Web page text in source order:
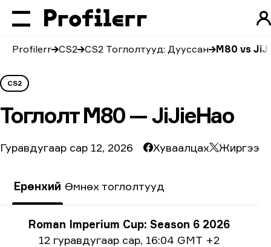
Profilerr CS2 CS2 Тоглолтууд: Дууссан M80 vs
CS2
Тоглолт M80 — JiJieHao
Гуравдугаар сар 12, 2026 Хуваалцах Жиргээ
Ерөнхий Өмнөх тоглолтууд
Тэмцээний мэдээлэл
Roman Imperium Cup: Season 6 2026
Огнооны мэдээлэл
12 гуравдугаар сар, 16:04 GMT +2